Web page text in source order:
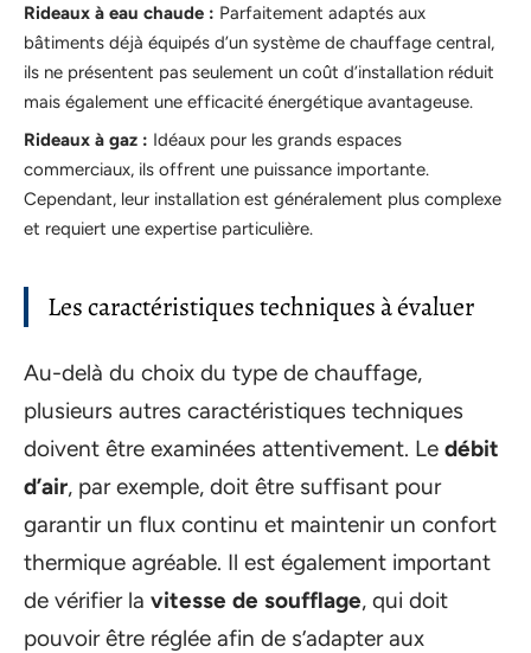
Rideaux à eau chaude : Parfaitement adaptés aux
bâtiments déjà équipés d’un système de chauffage central,
ils ne présentent pas seulement un coût d’installation réduit
mais également une efficacité énergétique avantageuse.
Rideaux à gaz : Idéaux pour les grands espaces
commerciaux, ils offrent une puissance importante.
Cependant, leur installation est généralement plus complexe
et requiert une expertise particulière.
Les caractéristiques techniques à évaluer
Au-delà du choix du type de chauffage,
plusieurs autres caractéristiques techniques
doivent être examinées attentivement. Le débit
d’air, par exemple, doit être suffisant pour
garantir un flux continu et maintenir un confort
thermique agréable. Il est également important
de vérifier la vitesse de soufflage, qui doit
pouvoir être réglée afin de s’adapter aux